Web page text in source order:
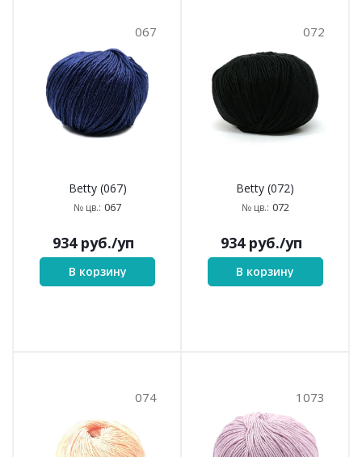
067
Betty (067)
№ цв.: 067
934руб./уп
В корзину
072
Betty (072)
№ цв.: 072
934руб./уп
В корзину
074 1073